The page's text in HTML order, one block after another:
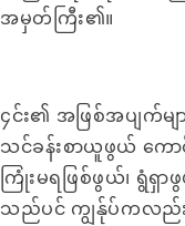
အမှတ်ကြီး၏။
၄င်း၏ အဖြစ်အပျက်မ
သင်ခန်းစာယူဖွယ် ကေ
ကြုံးမရဖြစ်ဖွယ်၊ ရွံ
သည်ပင် ကျွန်ုပ်ကလည်း